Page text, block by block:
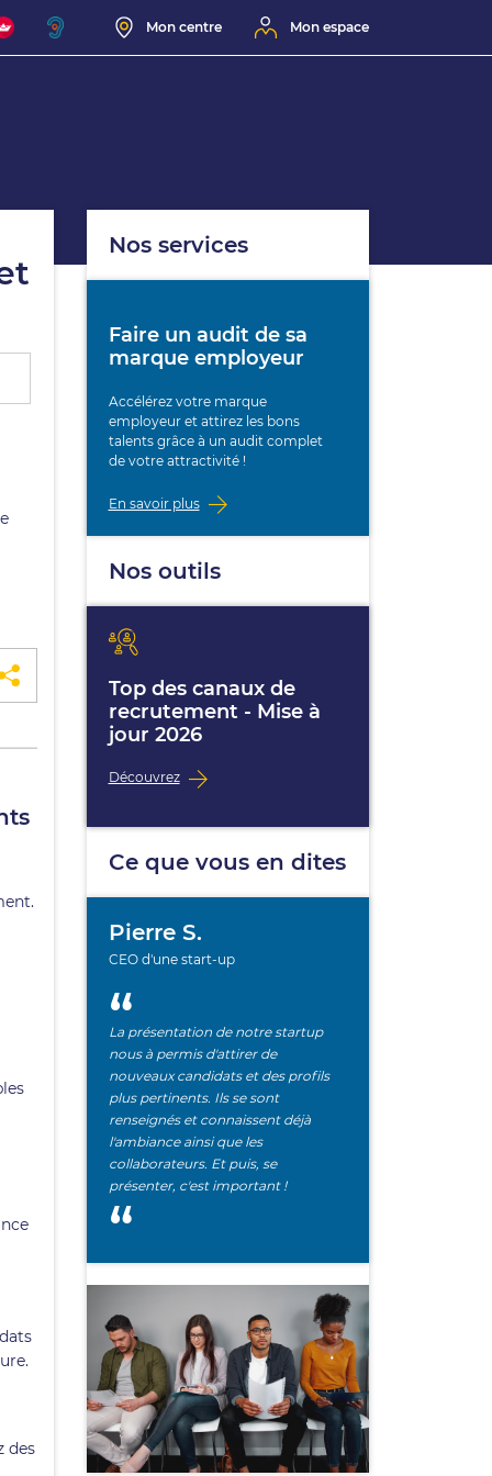
Mon centre Mon espace
des
Nos services
Faire un audit de sa
marque employeur
Accélérez votre marque
employeur et attirez les bons
talents grâce à un audit complet
de votre attractivité !
En savoir plus
Nos outils
Top des canaux de
recrutement - Mise à
jour 2026
Découvrez
Ce que vous en dites
Pierre S.
CEO d'une start-up
La présentation de notre startup
nous à permis d'attirer de
nouveaux candidats et des profils
plus pertinents. Ils se sont
renseignés et connaissent déjà
l'ambiance ainsi que les
collaborateurs. Et puis, se
présenter, c'est important !